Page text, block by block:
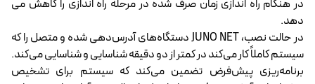
در هنگام راه اندازی زمان صرف شده در مرحله راه اندازی را کاهش می
دهد.
در حالت نصب، JUNO NET دستگاه‌های آدرس‌دهی شده و متصل را که
سیستم کاملاً کار می‌کند در کمتر از دو دقیقه شناسایی و شناسایی می‌کند.
برنامه‌ریزی پیش‌فرض تضمین می‌کند که سیستم برای تشخیص